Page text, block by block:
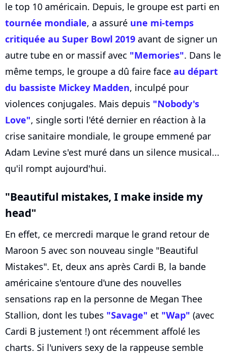
le top 10 américain. Depuis, le groupe est parti en
tournée mondiale, a assuré une mi-temps
critiquée au Super Bowl 2019 avant de signer un
autre tube en or massif avec "Memories". Dans le
même temps, le groupe a dû faire face au départ
du bassiste Mickey Madden, inculpé pour
violences conjugales. Mais depuis "Nobody's
Love", single sorti l'été dernier en réaction à la
crise sanitaire mondiale, le groupe emmené par
Adam Levine s'est muré dans un silence musical...
qu'il rompt aujourd'hui.
"Beautiful mistakes, I make inside my
head"
En effet, ce mercredi marque le grand retour de
Maroon 5 avec son nouveau single "Beautiful
Mistakes". Et, deux ans après Cardi B, la bande
américaine s'entoure d'une des nouvelles
sensations rap en la personne de Megan Thee
Stallion, dont les tubes "Savage" et "Wap" (avec
Cardi B justement !) ont récemment affolé les
charts. Si l'univers sexy de la rappeuse semble